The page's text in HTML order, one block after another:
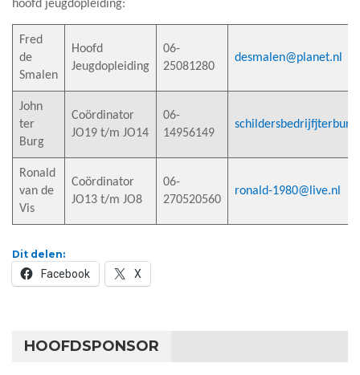
hoofd jeugdopleiding:
Fred
de
Smalen
Hoofd
Jeugdopleiding
06-
25081280
desmalen@planet.nl
John
ter
Burg
Coördinator
JO19 t/m JO14
06-
14956149
Ronald
van de
Vis
Coördinator
JO13 t/m JO8
06-
270520560
ronald-1980@live.nl
Dit delen:
Facebook X
HOOFDSPONSOR